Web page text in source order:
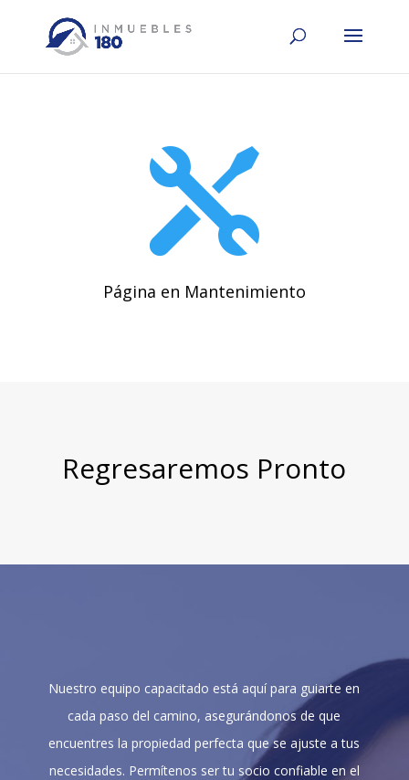

Página en Mantenimiento
Regresaremos Pronto
Nuestro equipo capacitado está aquí para guiarte en
cada paso del camino, asegurándonos de que
encuentres la propiedad perfecta que se ajuste a tus
necesidades. Permítenos ser tu socio confiable en el